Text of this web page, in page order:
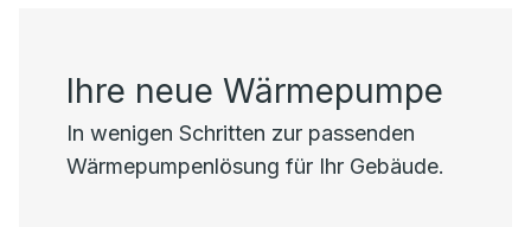
Ihre neue Wärmepumpe
In wenigen Schritten zur passenden
Wärmepumpenlösung für Ihr Gebäude.